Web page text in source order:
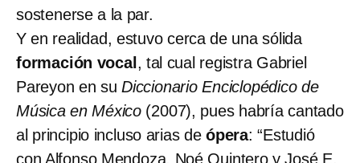
sostenerse a la par.
Y en realidad, estuvo cerca de una sólida
formación vocal , tal cual registra Gabriel
Pareyon en suDiccionario Enciclopédico de
Música en México (2007), pues habría cantado
al principio incluso arias deópera: “Estudió
con Alfonso Mendoza, Noé Quintero y José E.